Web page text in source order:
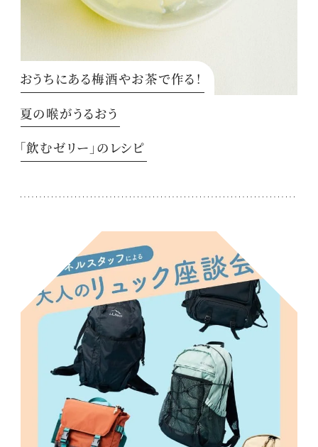
おうちにある梅酒やお茶で作る！
夏の喉がうるおう
「飲むゼリー」のレシピ